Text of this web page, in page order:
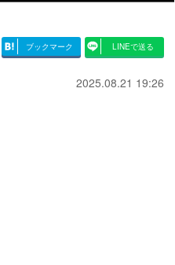
ブックマーク LINEで送る
2025.08.21 19:26